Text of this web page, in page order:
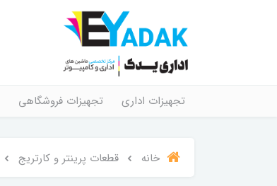
تجهیزات اداری تجهیزات فروشگاهی
خانه قطعات پرینتر و کارتریج